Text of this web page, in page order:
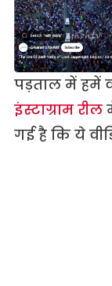
पड़ताल में हमें
इंस्टाग्राम रील
गई है कि ये